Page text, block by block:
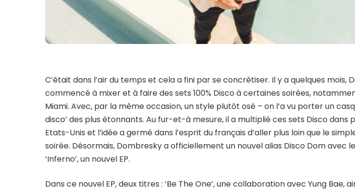
C’était dans l’air du temps et cela a fini par se concrétiser. Il y a quelques mois,
commencé à mixer et à faire des sets 100% Disco à certaines soirées,
Miami. Avec, par la même occasion, un style plutôt osé – on l’a vu porter un
disco’ des plus étonnants. Au fur-et-à mesure, il a multiplié ces sets Disco dans
Etats-Unis et l’idée a germé dans l’esprit du français d’aller plus loin que le
soirée. Désormais, Dombresky a officiellement un nouvel alias Disco Dom avec
‘Inferno’, un nouvel EP.
Dans ce nouvel EP, deux titres : ‘Be The One’, une collaboration avec Yung Bae,